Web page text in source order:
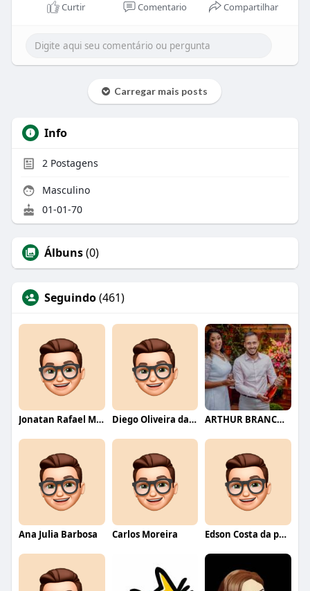
Curtir Comentario Compartilhar
Carregar mais posts
Info
2Postagens
Masculino
01-01-70
Álbuns(0)
Seguindo(461)
Jonatan Rafael Mello Diego Oliveira da Motta ARTHUR BRANCO FERNANDES
Ana Julia Barbosa Carlos Moreira Edson Costa da paixão